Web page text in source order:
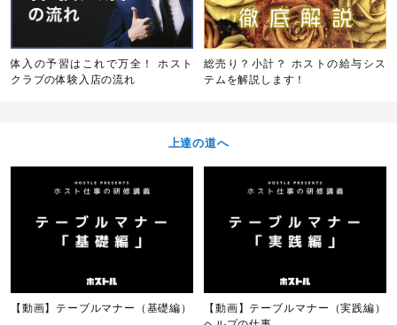
体入の予習はこれで万全！ ホスト
クラブの体験入店の流れ
総売り？小計？ ホストの給与シス
テムを解説します！
上達の道へ
【動画】テーブルマナー（基礎編）
【動画】テーブルマナー（実践編）